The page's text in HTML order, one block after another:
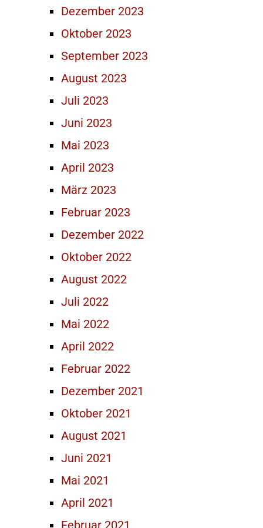
Dezember 2023
Oktober 2023
September 2023
August 2023
Juli 2023
Juni 2023
Mai 2023
April 2023
März 2023
Februar 2023
Dezember 2022
Oktober 2022
August 2022
Juli 2022
Mai 2022
April 2022
Februar 2022
Dezember 2021
Oktober 2021
August 2021
Juni 2021
Mai 2021
April 2021
Februar 2021